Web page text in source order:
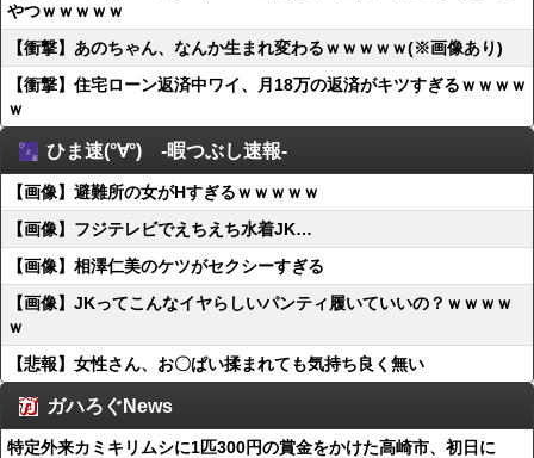
やつｗｗｗｗｗ
【衝撃】あのちゃん、なんか生まれ変わるｗｗｗｗｗ(※画像あり)
【衝撃】住宅ローン返済中ワイ、月18万の返済がキツすぎるｗｗｗｗ
ｗ
ひま速(°∀°) -暇つぶし速報-
【画像】避難所の女がHすぎるｗｗｗｗｗ
【画像】フジテレビでえちえち水着JK…
【画像】相澤仁美のケツがセクシーすぎる
【画像】JKってこんなイヤらしいパンティ履いていいの？ｗｗｗｗ
ｗ
【悲報】女性さん、お〇ぱい揉まれても気持ち良く無い
ガハろぐNews
特定外来カミキリムシに1匹300円の賞金をかけた高崎市、初日に